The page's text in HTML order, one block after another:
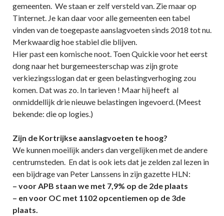
gemeenten. We staan er zelf versteld van. Zie maar op
Tinternet. Je kan daar voor alle gemeenten een tabel
vinden van de toegepaste aanslagvoeten sinds 2018 tot nu.
Merkwaardig hoe stabiel die blijven.
Hier past een komische noot. Toen Quickie voor het eerst
dong naar het burgemeesterschap was zijn grote
verkiezingsslogan dat er geen belastingverhoging zou
komen. Dat was zo. In tarieven ! Maar hij heeft al
onmiddellijk drie nieuwe belastingen ingevoerd. (Meest
bekende: die op logies.)
Zijn de Kortrijkse aanslagvoeten te hoog?
We kunnen moeilijk anders dan vergelijken met de andere
centrumsteden. En dat is ook iets dat je zelden zal lezen in
een bijdrage van Peter Lanssens in zijn gazette HLN:
– voor APB staan we met 7,9% op de 2de plaats
– en voor OC met 1102 opcentiemen op de 3de
plaats.